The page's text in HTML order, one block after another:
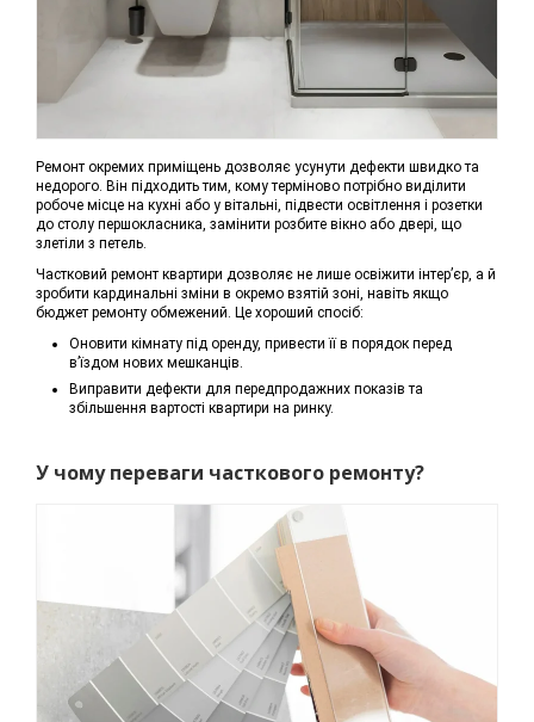
Ремонт окремих приміщень дозволяє усунути дефекти швидко та
недорого. Він підходить тим, кому терміново потрібно виділити
робоче місце на кухні або у вітальні, підвести освітлення і розетки
до столу першокласника, замінити розбите вікно або двері, що
злетіли з петель.
Частковий ремонт квартири дозволяє не лише освіжити інтер’єр, а й
зробити кардинальні зміни в окремо взятій зоні, навіть якщо
бюджет ремонту обмежений. Це хороший спосіб:
Оновити кімнату під оренду, привести її в порядок перед
в’їздом нових мешканців.
Виправити дефекти для передпродажних показів та
збільшення вартості квартири на ринку.
У чому переваги часткового ремонту?